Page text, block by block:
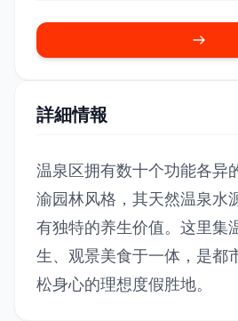
詳細情報
温泉区拥有数十个功能各异
渝园林风格，其天然温泉水
有独特的养生价值。这里集
生、观景美食于一体，是都
松身心的理想度假胜地。